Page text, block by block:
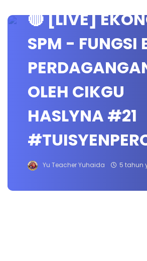
🔴 [LIVE]
SPM - FUNGSI
OLEH CIKGU
HASLYNA #21
Yu Teacher Yuhaida 5 tahun